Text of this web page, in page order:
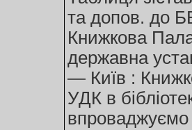
та допов. до
Книжкова
державна
— Київ :
УДК в
впроваджуємо